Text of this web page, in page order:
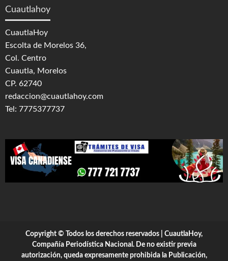
Cuautlahoy
CuautlaHoy
Escolta de Morelos 36,
Col. Centro
Cuautla, Morelos
CP. 62740
redaccion@cuautlahoy.com
Tel: 7775377737
Copyright © Todos los derechos reservados | CuautlaHoy,
Compañía Periodística Nacional. De no existir previa
autorización, queda expresamente prohibida la Publicación,